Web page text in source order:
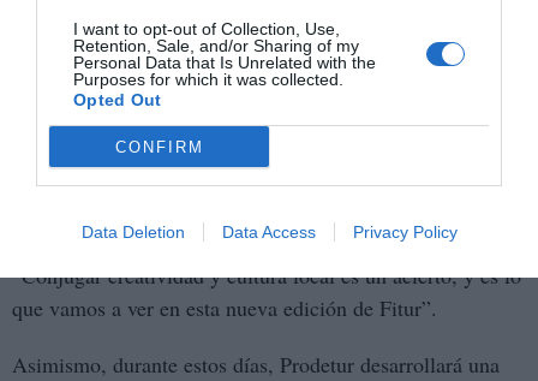
I want to opt-out of Collection, Use,
Retention, Sale, and/or Sharing of my
Personal Data that Is Unrelated with the
Purposes for which it was collected.
Opted Out
CONFIRM
Data Deletion Data Access Privacy Policy
“Los alcaldes y alcaldesas hemos pasado de mantener
servicios básicos a buscar nuevas oportunidades en
muchos ámbitos para el desarrollo de nuestros
municipios”, explica el máximo responsable de la
corporación provincial sevillana. El turismo representa en
torno al 20% del PIB de la provincia, por lo que, para
generación de riqueza, emprendimiento e innovación.
“Conjugar creatividad y cultura local es un acierto, y es lo
que vamos a ver en esta nueva edición de Fitur”.
Asimismo, durante estos días, Prodetur desarrollará una